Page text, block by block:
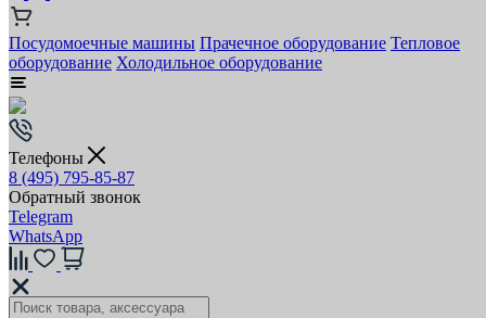
Посудомоечные машины Прачечное оборудование Тепловое
оборудование Холодильное оборудование
Телефоны
8 (495) 795-85-87
Обратный звонок
Telegram
WhatsApp